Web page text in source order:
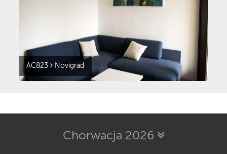
AC823 Novigrad
Chorwacja 2026